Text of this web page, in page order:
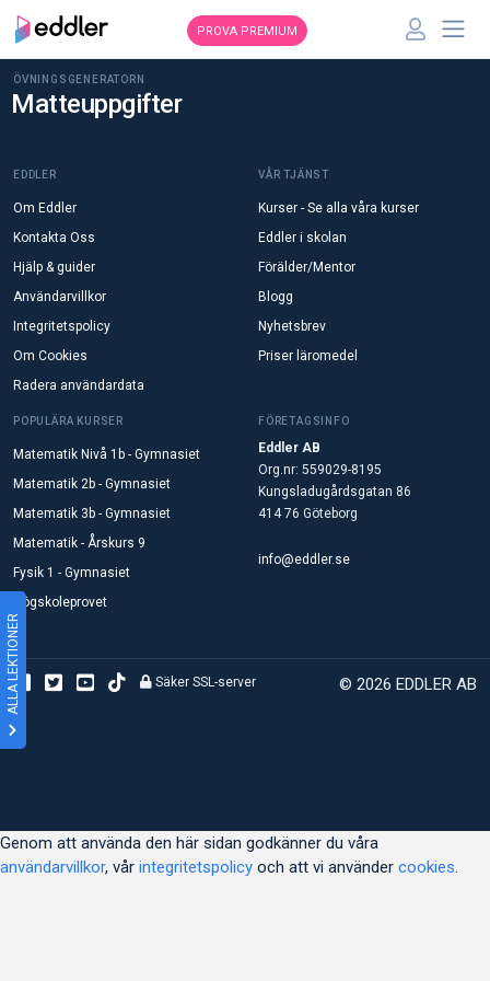
ALLA LEKTIONER
PROVA PREMIUM
ÖVNINGSGENERATORN
Matteuppgifter
EDDLER
Om Eddler
Kontakta Oss
Hjälp & guider
Användarvillkor
Integritetspolicy
Om Cookies
Radera användardata
VÅR TJÄNST
Kurser - Se alla våra kurser
Eddler i skolan
Förälder/Mentor
Blogg
Nyhetsbrev
Priser läromedel
POPULÄRA KURSER
Matematik Nivå 1b - Gymnasiet
Matematik 2b - Gymnasiet
Matematik 3b - Gymnasiet
Matematik - Årskurs 9
Fysik 1 - Gymnasiet
Högskoleprovet
FÖRETAGSINFO
Eddler AB
Org.nr: 559029-8195
Kungsladugårdsgatan 86
414 76 Göteborg
info@eddler.se
© 2026 EDDLER AB
Säker SSL-server
Genom att använda den här sidan godkänner du våra
användarvillkor, vår integritetspolicy och att vi använder cookies.